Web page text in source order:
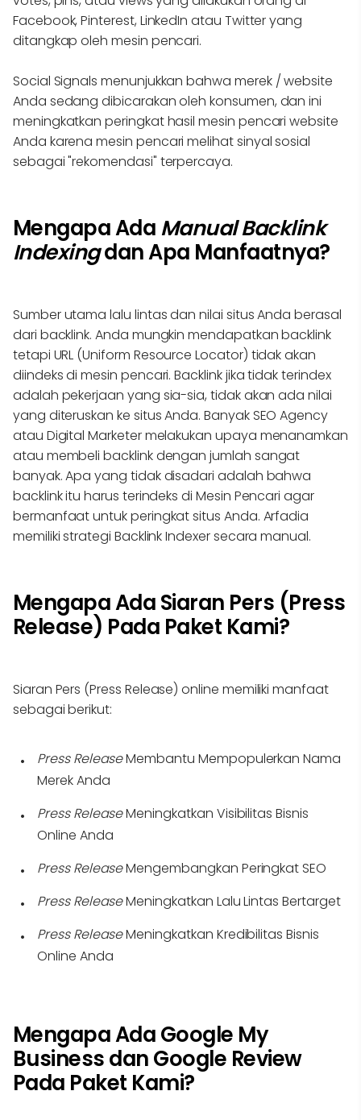
Facebook, Pinterest, LinkedIn atau Twitter yang
ditangkap oleh mesin pencari.
Social Signals menunjukkan bahwa merek / website
Anda sedang dibicarakan oleh konsumen, dan ini
meningkatkan peringkat hasil mesin pencari website
Anda karena mesin pencari melihat sinyal sosial
sebagai "rekomendasi" terpercaya.
Mengapa AdaManual Backlink
Indexingdan Apa Manfaatnya?
Sumber utama lalu lintas dan nilai situs Anda berasal
dari backlink. Anda mungkin mendapatkan backlink
tetapi URL (Uniform Resource Locator) tidak akan
diindeks di mesin pencari. Backlink jika tidak terindex
adalah pekerjaan yang sia-sia, tidak akan ada nilai
yang diteruskan ke situs Anda. Banyak SEO Agency
atau Digital Marketer melakukan upaya menanamkan
atau membeli backlink dengan jumlah sangat
banyak. Apa yang tidak disadari adalah bahwa
backlink itu harus terindeks di Mesin Pencari agar
bermanfaat untuk peringkat situs Anda. Arfadia
memiliki strategi Backlink Indexer secara manual.
Mengapa Ada Siaran Pers (Press
Release) Pada Paket Kami?
Siaran Pers (Press Release) online memiliki manfaat
sebagai berikut:
Press ReleaseMembantu Mempopulerkan Nama
Merek Anda
Press ReleaseMeningkatkan Visibilitas Bisnis
Online Anda
Press ReleaseMengembangkan Peringkat SEO
Press ReleaseMeningkatkan Lalu Lintas Bertarget
Press ReleaseMeningkatkan Kredibilitas Bisnis
Online Anda
Mengapa Ada Google My
Business dan Google Review
Pada Paket Kami?